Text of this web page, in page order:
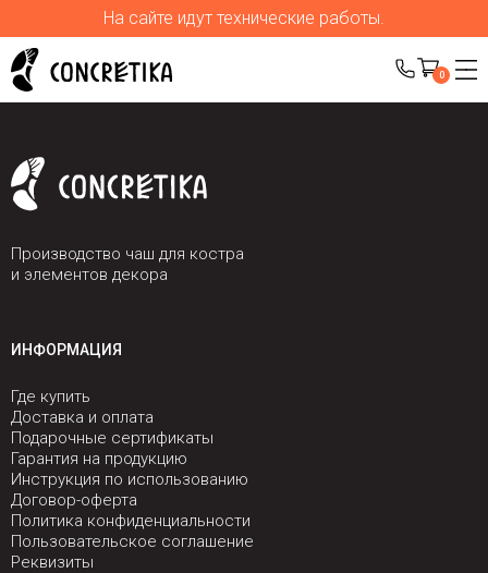
На сайте идут технические работы.
0
Производство чаш для костра
и элементов декора
ИНФОРМАЦИЯ
Где купить
Доставка и оплата
Подарочные сертификаты
Гарантия на продукцию
Инструкция по использованию
Договор-оферта
Политика конфиденциальности
Пользовательское соглашение
Реквизиты